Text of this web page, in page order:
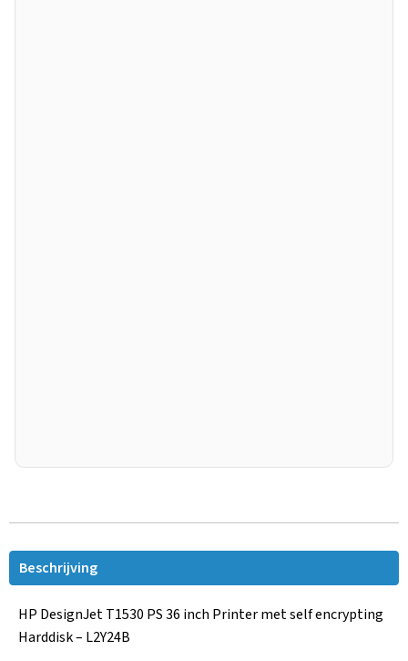
Beschrijving
HP DesignJet T1530 PS 36 inch Printer met self encrypting
Harddisk – L2Y24B